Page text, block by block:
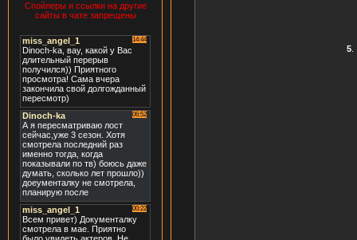
Спойлеры и ссылки на другие
сайты в чате запрещены
5.